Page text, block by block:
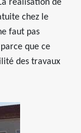
réalisation de
chez le
faut pas
que ce
des travaux